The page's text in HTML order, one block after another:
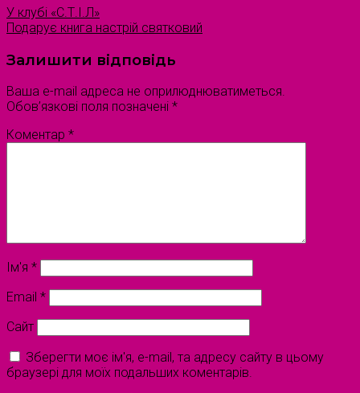
У клубі «С.Т.І.Л»
Подарує книга настрій святковий
Залишити відповідь
Ваша e-mail адреса не оприлюднюватиметься.
Обов’язкові поля позначені *
Коментар *
Ім'я *
Email *
Сайт
Зберегти моє ім'я, e-mail, та адресу сайту в цьому
браузері для моїх подальших коментарів.